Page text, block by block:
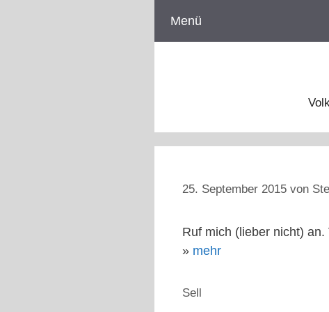
Menü
25. September 2015 von
Ruf mich (lieber nicht)
» mehr
Kategorien
Sell